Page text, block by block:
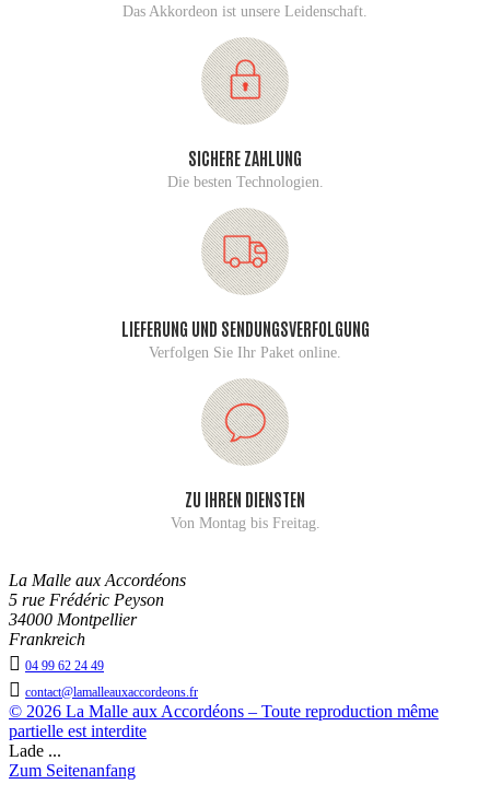
Das Akkordeon ist unsere Leidenschaft.
SICHERE ZAHLUNG
Die besten Technologien.
LIEFERUNG UND SENDUNGSVERFOLGUNG
Verfolgen Sie Ihr Paket online.
ZU IHREN DIENSTEN
Von Montag bis Freitag.
La Malle aux Accordéons
5 rue Frédéric Peyson
34000 Montpellier
Frankreich
 04 99 62 24 49
 contact@lamalleauxaccordeons.fr
© 2026 La Malle aux Accordéons – Toute reproduction même
partielle est interdite
Lade ...
Zum Seitenanfang